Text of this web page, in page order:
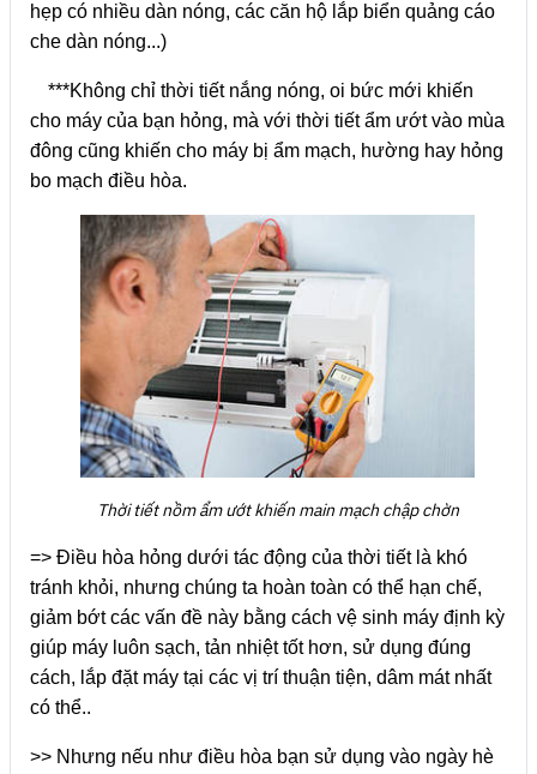
hẹp có nhiều dàn nóng, các căn hộ lắp biển quảng cáo
che dàn nóng...)
***Không chỉ thời tiết nắng nóng, oi bức mới khiến
cho máy của bạn hỏng, mà với thời tiết ẩm ướt vào mùa
đông cũng khiến cho máy bị ẩm mạch, hường hay hỏng
bo mạch điều hòa.
Thời tiết nồm ẩm ướt khiến main mạch chập chờn
=> Điều hòa hỏng dưới tác động của thời tiết là khó
tránh khỏi, nhưng chúng ta hoàn toàn có thể hạn chế,
giảm bớt các vấn đề này bằng cách vệ sinh máy định kỳ
giúp máy luôn sạch, tản nhiệt tốt hơn, sử dụng đúng
cách, lắp đặt máy tại các vị trí thuận tiện, dâm mát nhất
có thể..
>> Nhưng nếu như điều hòa bạn sử dụng vào ngày hè